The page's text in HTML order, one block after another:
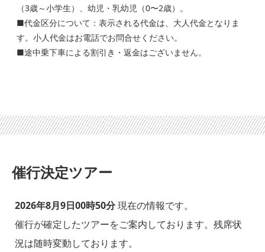
（3歳～小学生）、幼児・乳幼児（0〜2歳）。
■代金区分について：表示される代金は、大人代金となりま
す。小人代金はお電話でお問合せください。
■途中乗下車による割引き・返金はございません。
催行決定ツアー
2026年8月9日00時50分現在の情報です。
催行が確定したツアーをご案内しております。残席状
況は随時変動しております。